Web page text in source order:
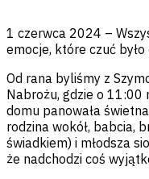
1 czerwca 2024 –
emocje, które czuć
Od rana byliśmy z
Nabrożu, gdzie o 11:00
domu panowała
rodzina wokół, babcia,
świadkiem) i młodsza
że nadchodzi coś